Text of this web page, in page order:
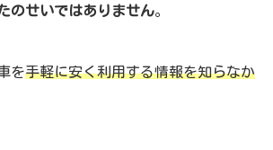
のせいではありません。
を手軽に安く利用する情報を知らなか